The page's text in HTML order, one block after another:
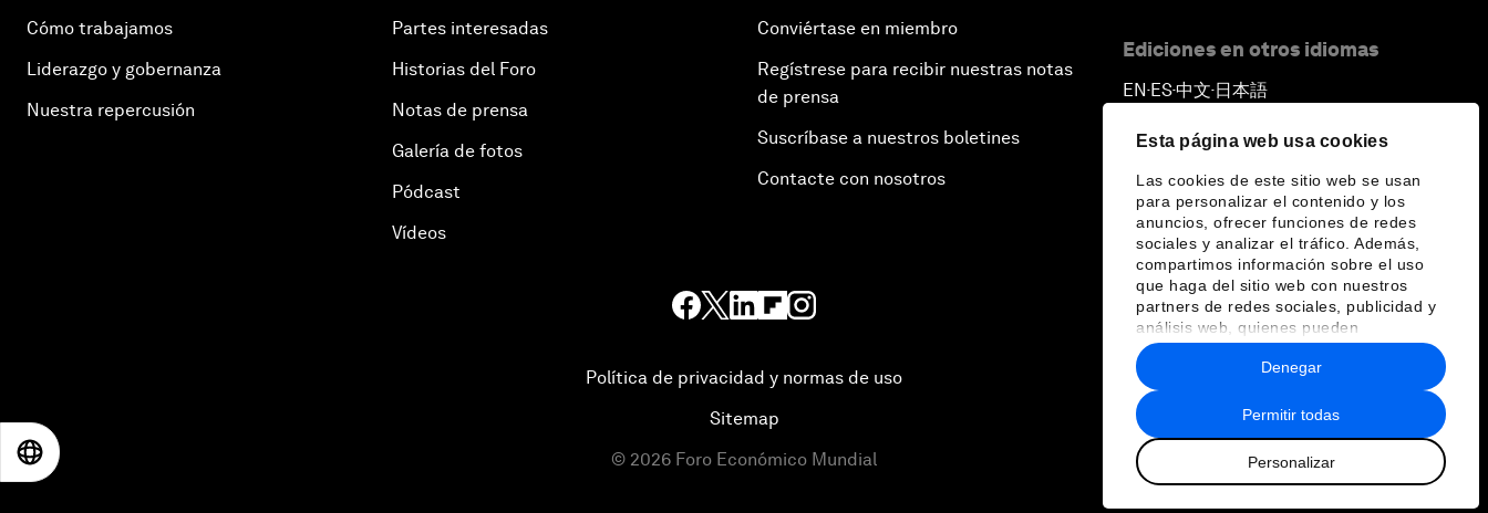
Esta página web usa cookies
Las cookies de este sitio web se usan
para personalizar el contenido y los
anuncios, ofrecer funciones de redes
sociales y analizar el tráfico. Además,
compartimos información sobre el uso
que haga del sitio web con nuestros
partners de redes sociales, publicidad y
análisis web, quienes pueden
combinarla con otra información que les
haya proporcionado o que hayan
recopilado a partir del uso que haya
hecho de sus servicios.
Permitir todas
Personalizar
Denegar
Cómo trabajamos
Liderazgo y gobernanza
Nuestra repercusión
Partes interesadas
Historias del Foro
Notas de prensa
Galería de fotos
Pódcast
Vídeos
Conviértase en miembro
Regístrese para recibir nuestras notas
de prensa
Suscríbase a nuestros boletines
Contacte con nosotros
Ediciones en otros idiomas
EN ▪ ES▪中文▪ 日本語
Política de privacidad y normas de uso
Sitemap
© 2026 Foro Económico Mundial